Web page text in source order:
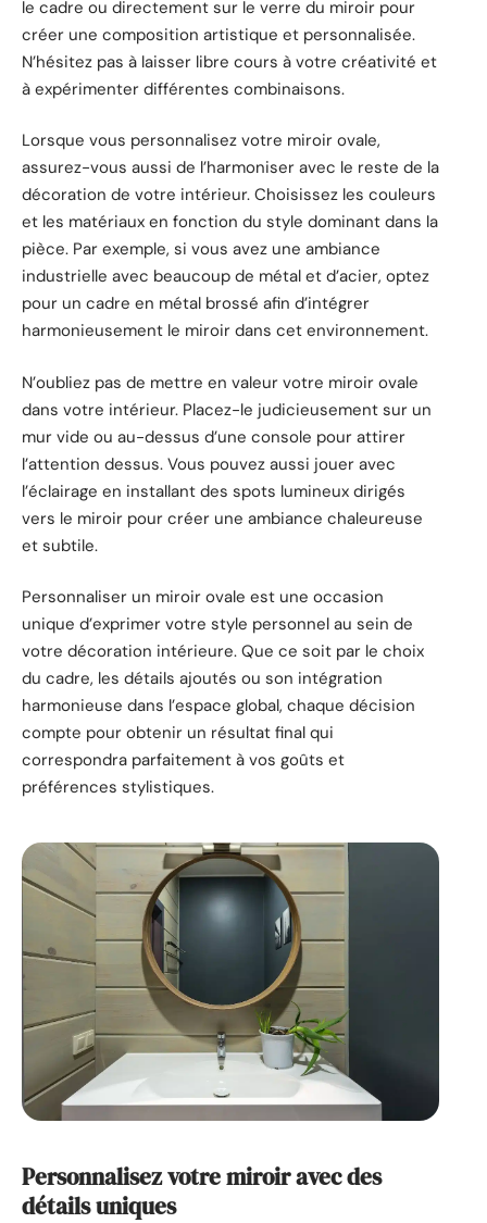
le cadre ou directement sur le verre du miroir pour
créer une composition artistique et personnalisée.
N’hésitez pas à laisser libre cours à votre créativité et
à expérimenter différentes combinaisons.
Lorsque vous personnalisez votre miroir ovale,
assurez-vous aussi de l’harmoniser avec le reste de la
décoration de votre intérieur. Choisissez les couleurs
et les matériaux en fonction du style dominant dans la
pièce. Par exemple, si vous avez une ambiance
industrielle avec beaucoup de métal et d’acier, optez
pour un cadre en métal brossé afin d’intégrer
harmonieusement le miroir dans cet environnement.
N’oubliez pas de mettre en valeur votre miroir ovale
dans votre intérieur. Placez-le judicieusement sur un
mur vide ou au-dessus d’une console pour attirer
l’attention dessus. Vous pouvez aussi jouer avec
l’éclairage en installant des spots lumineux dirigés
vers le miroir pour créer une ambiance chaleureuse
et subtile.
Personnaliser un miroir ovale est une occasion
unique d’exprimer votre style personnel au sein de
votre décoration intérieure. Que ce soit par le choix
du cadre, les détails ajoutés ou son intégration
harmonieuse dans l’espace global, chaque décision
compte pour obtenir un résultat final qui
correspondra parfaitement à vos goûts et
préférences stylistiques.
Personnalisez votre miroir avec des
détails uniques